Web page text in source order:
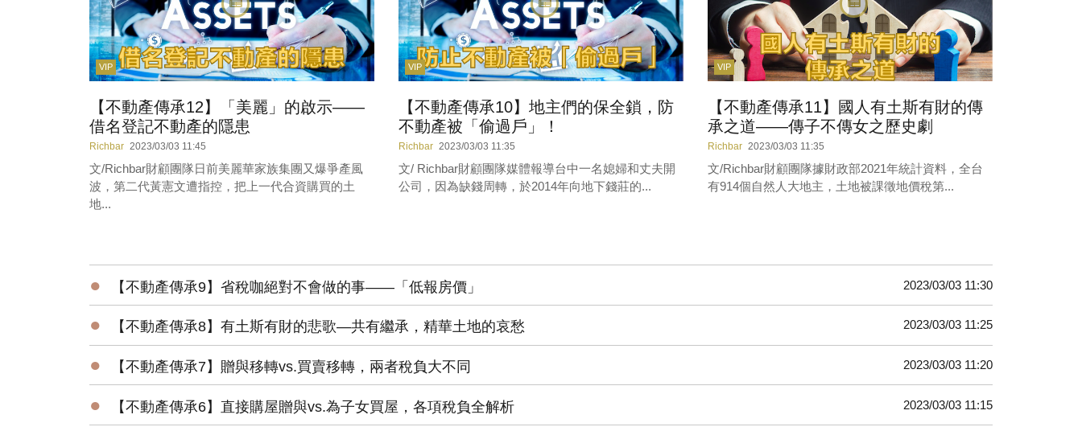
VIP
【不動產傳承12】「美麗」的啟示——
借名登記不動產的隱患
Richbar 2023/03/03 11:45
文/Richbar財顧團隊日前美麗華家族集團又爆爭產風
波，第二代黃憲文遭指控，把上一代合資購買的土
地...
VIP
【不動產傳承10】地主們的保全鎖，防
不動產被「偷過戶」！
Richbar 2023/03/03 11:35
文/ Richbar財顧團隊媒體報導台中一名媳婦和丈夫開
公司，因為缺錢周轉，於2014年向地下錢莊的...
VIP
【不動產傳承11】國人有土斯有財的傳
承之道——傳子不傳女之歷史劇
Richbar 2023/03/03 11:35
文/Richbar財顧團隊據財政部2021年統計資料，全台
有914個自然人大地主，土地被課徵地價稅第...
● 【不動產傳承9】省稅咖絕對不會做的事——「低報房價」 2023/03/03 11:30
● 【不動產傳承8】有土斯有財的悲歌—共有繼承，精華土地的哀愁 2023/03/03 11:25
● 【不動產傳承7】贈與移轉vs.買賣移轉，兩者稅負大不同 2023/03/03 11:20
● 【不動產傳承6】直接購屋贈與vs.為子女買屋，各項稅負全解析 2023/03/03 11:15